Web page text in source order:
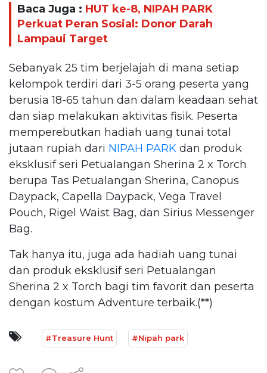
Baca Juga : HUT ke-8, NIPAH PARK
Perkuat Peran Sosial: Donor Darah
Lampaui Target
Sebanyak 25 tim berjelajah di mana setiap
kelompok terdiri dari 3-5 orang peserta yang
berusia 18-65 tahun dan dalam keadaan sehat
dan siap melakukan aktivitas fisik. Peserta
memperebutkan hadiah uang tunai total
jutaan rupiah dari NIPAH PARK dan produk
eksklusif seri Petualangan Sherina 2 x Torch
berupa Tas Petualangan Sherina, Canopus
Daypack, Capella Daypack, Vega Travel
Pouch, Rigel Waist Bag, dan Sirius Messenger
Bag.
Tak hanya itu, juga ada hadiah uang tunai
dan produk eksklusif seri Petualangan
Sherina 2 x Torch bagi tim favorit dan peserta
dengan kostum Adventure terbaik.(**)
#Treasure Hunt #Nipah park